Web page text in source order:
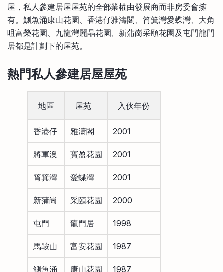
屋，私人參建居屋屋苑的全部業權由發展商而非房委會擁
有。鰂魚涌康山花園、香港仔雅濤閣、筲箕灣愛蝶灣、大角
咀富榮花園、九龍灣麗晶花園、新蒲崗采頤花園及屯門龍門
居都是計劃下的屋苑。
熱門私人參建居屋屋苑
地區 屋苑 入伙年份
香港仔 雅濤閣 2001
將軍澳 寶盈花園 2001
筲箕灣 愛蝶灣 2001
新蒲崗 采頤花園 2000
屯門 龍門居 1998
馬鞍山 富安花園 1987
鰂魚涌 康山花園 1987